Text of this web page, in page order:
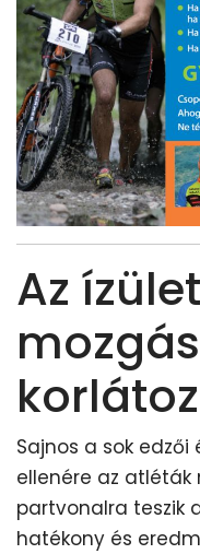
Az
Sajnos a sok
ellenére az
partvonalra teszik
hatékony és